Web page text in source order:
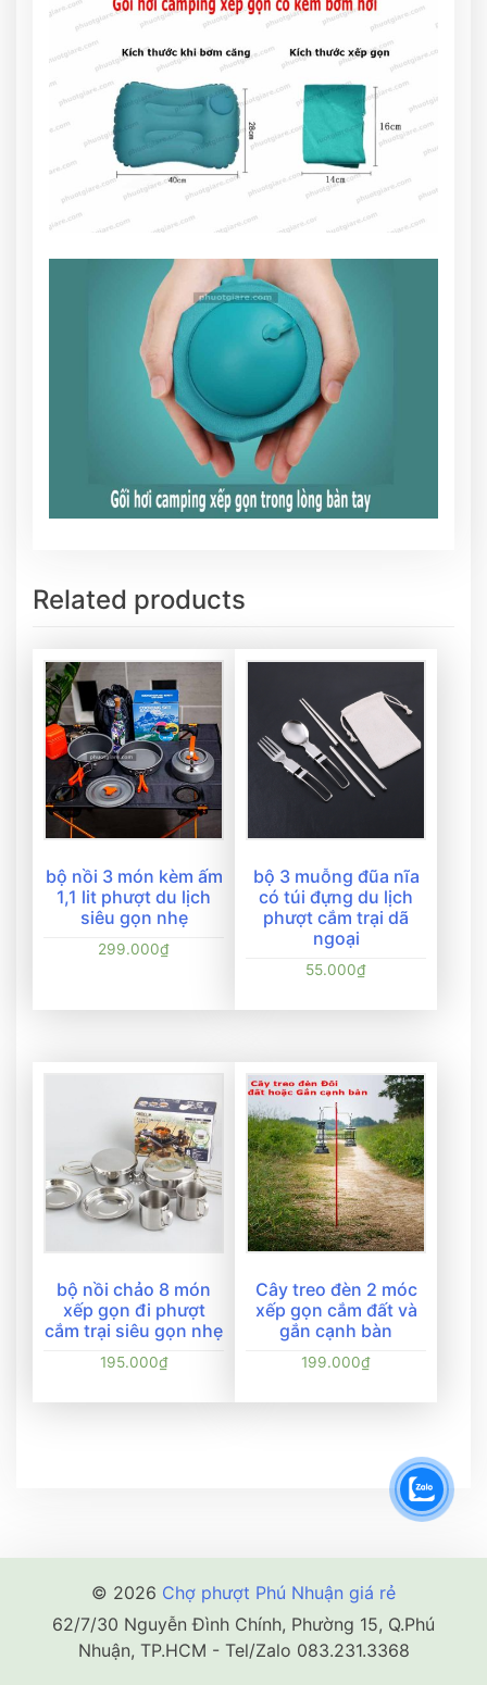
Related products
bộ nồi 3 món kèm ấm
1,1 lit phượt du lịch
siêu gọn nhẹ
299.000₫
bộ 3 muỗng đũa nĩa
có túi đựng du lịch
phượt cắm trại dã
ngoại
55.000₫
bộ nồi chảo 8 món
xếp gọn đi phượt
cắm trại siêu gọn nhẹ
195.000₫
Cây treo đèn 2 móc
xếp gọn cắm đất và
gắn cạnh bàn
199.000₫
© 2026 Chợ phượt Phú Nhuận giá rẻ
62/7/30 Nguyễn Đình Chính, Phường 15, Q.Phú
Nhuận, TP.HCM - Tel/Zalo 083.231.3368